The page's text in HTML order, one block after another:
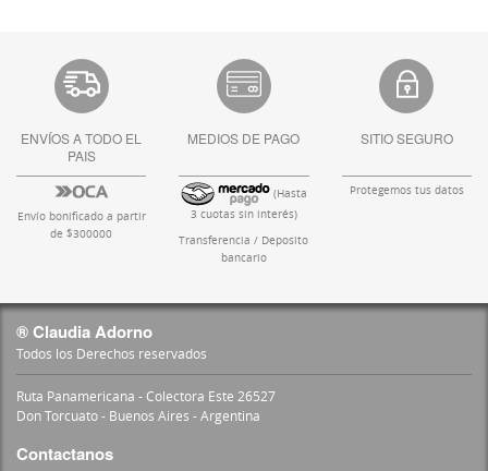
ENVÍOS A TODO EL
PAIS
Envío bonificado a partir
de $300000
MEDIOS DE PAGO
(Hasta
3 cuotas sin interés)
Transferencia / Deposito
bancario
SITIO SEGURO
Protegemos tus datos
® Claudia Adorno
Todos los Derechos reservados
Ruta Panamericana - Colectora Este 26527
Don Torcuato - Buenos Aires - Argentina
Contactanos